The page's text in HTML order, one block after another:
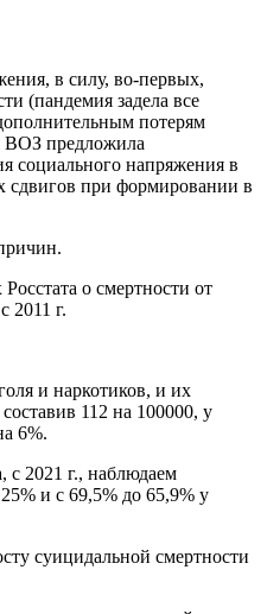
в силу, во-первых,
(пандемия задела все
потерям
ВОЗ предложила
социального напряжения в
сдвигов при формировании в
о смертности от
2011 г.
и наркотиков, и их
112 на 100000, у
6%.
с 2021 г., наблюдаем
и с 69,5% до 65,9% у
суицидальной смертности